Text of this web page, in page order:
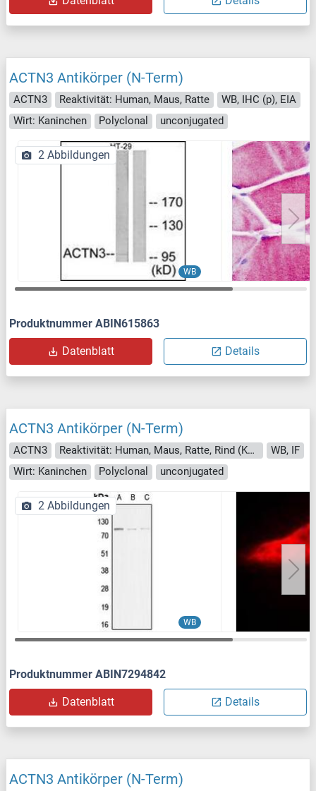
ACTN3 Antikörper (N-Term)
ACTN3 Reaktivität: Human, Maus, Ratte
WB, IHC (p), EIA
Wirt: Kaninchen
Polyclonal unconjugated
WB
2 Abbildungen
Produktnummer ABIN615863
Datenblatt Details
ACTN3 Antikörper (N-Term)
ACTN3 Reaktivität: Human, Maus, Ratte, Rind (Kuh), Kaninchen
WB, IF
Wirt: Kaninchen
Polyclonal unconjugated
WB
2 Abbildungen
Produktnummer ABIN7294842
Datenblatt Details
ACTN3 Antikörper (N-Term)